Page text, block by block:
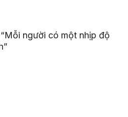
người có một nhịp độ